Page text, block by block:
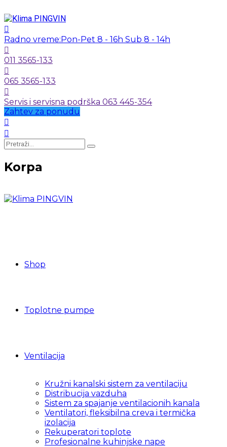
Radno vreme:Pon-Pet 8 - 16h Sub 8 - 14h
011 3565-133
065 3565-133
Servis i servisna podrška 063 445-354
Zahtev za ponudu
Korpa
Shop
Toplotne pumpe
Ventilacija
Kružni kanalski sistem za ventilaciju
Distribucija vazduha
Sistem za spajanje ventilacionih kanala
Ventilatori, fleksibilna creva i termička
izolacija
Rekuperatori toplote
Profesionalne kuhinjske nape